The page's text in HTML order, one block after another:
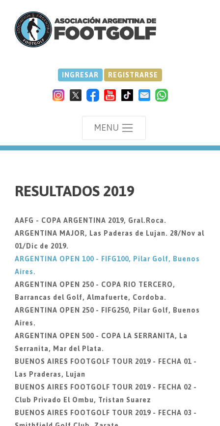
INGRESAR REGISTRARSE
MENU
RESULTADOS 2019
AAFG - COPA ARGENTINA 2019, Gral.Roca.
ARGENTINA MAJOR, Las Paderas de Lujan. 28/Nov al
01/Dic de 2019.
ARGENTINA OPEN 100 - FIFG100, Pilar Golf, Buenos
Aires.
ARGENTINA OPEN 250 - COPA RIO TERCERO,
Barrancas del Golf, Almafuerte, Cordoba.
ARGENTINA OPEN 250 - FIFG250, Pilar Golf, Buenos
Aires.
ARGENTINA OPEN 500 - COPA LA SERRANITA, La
Serranita, Mar del Plata.
BUENOS AIRES FOOTGOLF TOUR 2019 - FECHA 01 -
Las Praderas, Lujan
BUENOS AIRES FOOTGOLF TOUR 2019 - FECHA 02 -
Club Privado El Ombu, Tristan Suarez
BUENOS AIRES FOOTGOLF TOUR 2019 - FECHA 03 -